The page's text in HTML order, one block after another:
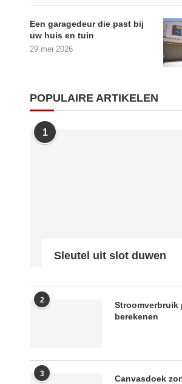
Een garagedeur die past bij
uw huis en tuin
29 mei 2026
POPULAIRE ARTIKELEN
1
Sleutel uit slot duwen
2
Stroomverbruik
berekenen
3
Canvasdoek